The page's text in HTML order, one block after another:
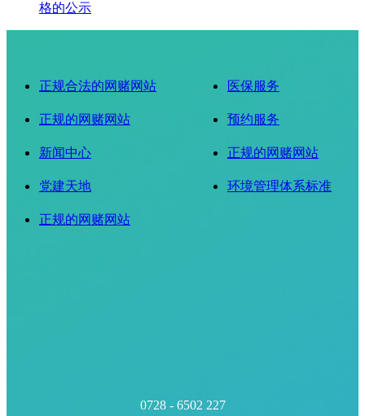
格的公示
正规合法的网赌网站
正规的网赌网站
新闻中心
党建天地
正规的网赌网站
医保服务
预约服务
正规的网赌网站
环境管理体系标准
0728 - 6502 227